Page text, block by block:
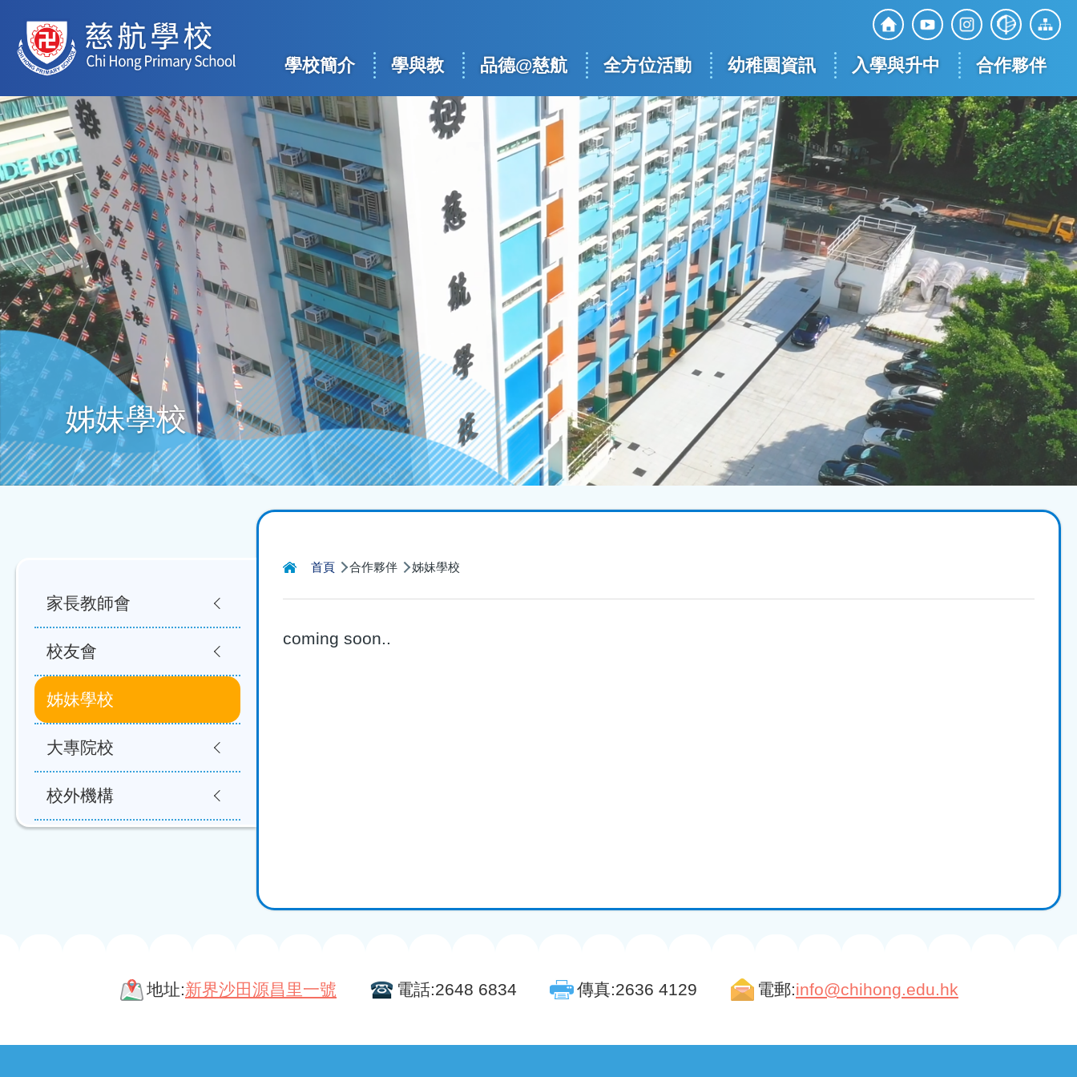
Top
Social
Media
Main
navigation
學校簡介 學與教 品德@慈航 全方位活動 幼稚園資訊 入學與升中 合作夥伴
姊妹學校
航
結
首頁 合作夥伴 姊妹學校
coming soon..
Main
navigation
家長教師會
校友會
姊妹學校
大專院校
校外機構
地址:新界沙田源昌里一號 電話:2648 6834 傳真:2636 4129 電郵:info@chihong.edu.hk